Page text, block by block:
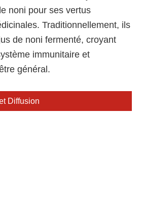
noni pour ses vertus
Traditionnellement, ils
de noni fermenté, croyant
immunitaire et
général.
Diffusion